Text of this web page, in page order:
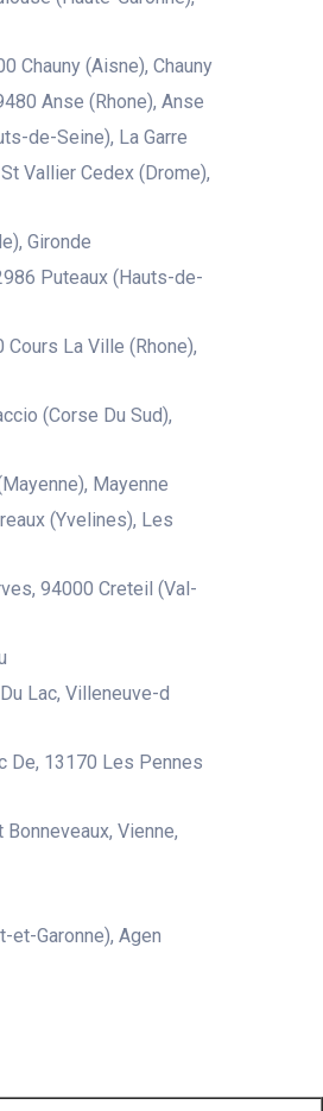
Chauny (Aisne), Chauny
Anse (Rhone), Anse
de-Seine), La Garre
Vallier Cedex (Drome),
Gironde
Puteaux (Hauts-de-
La Ville (Rhone),
(Corse Du Sud),
Mayenne
(Yvelines), Les
94000 Creteil (Val-
Lac, Villeneuve-d
De, 13170 Les Pennes
Vienne,
et-Garonne), Agen